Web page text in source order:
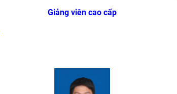
Giảng viên cao cấp